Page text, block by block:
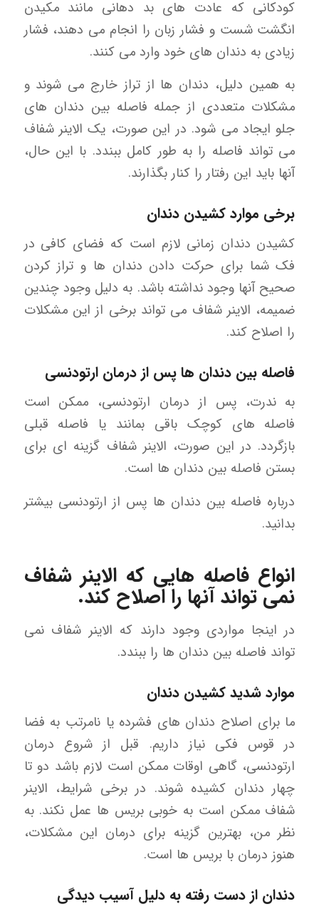
کودکانی که عادت های بد دهانی مانند مکیدن
انگشت شست و فشار زبان را انجام می دهند، فشار
زیادی به دندان های خود وارد می کنند.
به همین دلیل، دندان ها از تراز خارج می شوند و
مشکلات متعددی از جمله فاصله بین دندان های
جلو ایجاد می شود. در این صورت، یک الاینر شفاف
می تواند فاصله را به طور کامل ببندد. با این حال،
آنها باید این رفتار را کنار بگذارند.
برخی موارد کشیدن دندان
کشیدن دندان زمانی لازم است که فضای کافی در
فک شما برای حرکت دادن دندان ها و تراز کردن
صحیح آنها وجود نداشته باشد. به دلیل وجود چندین
ضمیمه، الاینر شفاف می تواند برخی از این مشکلات
را اصلاح کند.
فاصله بین دندان ها پس از درمان ارتودنسی
به ندرت، پس از درمان ارتودنسی، ممکن است
فاصله های کوچک باقی بمانند یا فاصله قبلی
بازگردد. در این صورت، الاینر شفاف گزینه ای برای
بستن فاصله بین دندان ها است.
درباره فاصله بین دندان ها پس از ارتودنسی بیشتر
بدانید.
انواع فاصله هایی که الاینر شفاف
نمی تواند آنها را اصلاح کند.
در اینجا مواردی وجود دارند که الاینر شفاف نمی
تواند فاصله بین دندان ها را ببندد.
موارد شدید کشیدن دندان
ما برای اصلاح دندان های فشرده یا نامرتب به فضا
در قوس فکی نیاز داریم. قبل از شروع درمان
ارتودنسی، گاهی اوقات ممکن است لازم باشد دو تا
چهار دندان کشیده شوند. در برخی شرایط، الاینر
شفاف ممکن است به خوبی بریس ها عمل نکند. به
نظر من، بهترین گزینه برای درمان این مشکلات،
هنوز درمان با بریس ها است.
دندان از دست رفته به دلیل آسیب دیدگی